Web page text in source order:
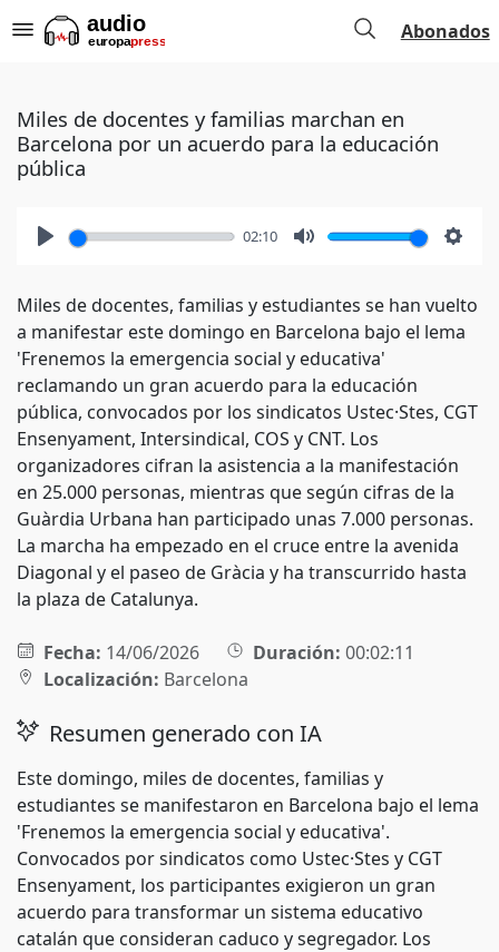
Abonados
Miles de docentes y familias marchan en
Barcelona por un acuerdo para la educación
pública
02:10
Miles de docentes, familias y estudiantes se han vuelto
a manifestar este domingo en Barcelona bajo el lema
'Frenemos la emergencia social y educativa'
reclamando un gran acuerdo para la educación
pública, convocados por los sindicatos Ustec·Stes, CGT
Ensenyament, Intersindical, COS y CNT. Los
organizadores cifran la asistencia a la manifestación
en 25.000 personas, mientras que según cifras de la
Guàrdia Urbana han participado unas 7.000 personas.
La marcha ha empezado en el cruce entre la avenida
Diagonal y el paseo de Gràcia y ha transcurrido hasta
la plaza de Catalunya.
Fecha: 14/06/2026 Duración: 00:02:11
Localización: Barcelona
Resumen generado con IA
Este domingo, miles de docentes, familias y
estudiantes se manifestaron en Barcelona bajo el lema
'Frenemos la emergencia social y educativa'.
Convocados por sindicatos como Ustec·Stes y CGT
Ensenyament, los participantes exigieron un gran
acuerdo para transformar un sistema educativo
catalán que consideran caduco y segregador. Los